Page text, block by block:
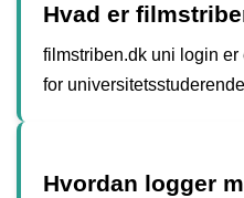
Hvad er
filmstriben.dk uni login
for
Hvordan logger